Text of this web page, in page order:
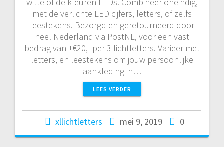
met de verlichte LED cijfers, letters, of zelfs
leestekens. Bezorgd en geretourneerd door
heel Nederland via PostNL, voor een vast
bedrag van +€20,- per 3 lichtletters. Varieer met
letters, en leestekens om jouw persoonlijke
aankleding in…
LEES VERDER
xllichtletters mei 9, 2019 0